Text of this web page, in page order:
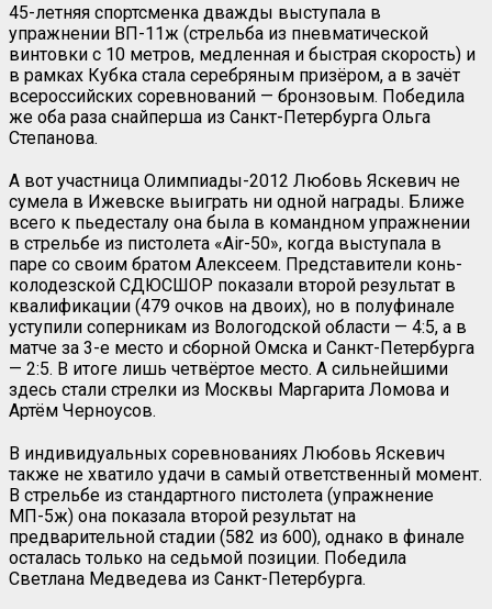
45-летняя спортсменка дважды выступала в
упражнении ВП-11ж (стрельба из пневматической
винтовки с 10 метров, медленная и быстрая скорость) и
в рамках Кубка стала серебряным призёром, а в зачёт
всероссийских соревнований — бронзовым. Победила
же оба раза снайперша из Санкт-Петербурга Ольга
Степанова.
А вот участница Олимпиады-2012 Любовь Яскевич не
сумела в Ижевске выиграть ни одной награды. Ближе
всего к пьедесталу она была в командном упражнении
в стрельбе из пистолета «Air-50», когда выступала в
паре со своим братом Алексеем. Представители конь-
колодезской СДЮСШОР показали второй результат в
квалификации (479 очков на двоих), но в полуфинале
уступили соперникам из Вологодской области — 4:5, а в
матче за 3-е место и сборной Омска и Санкт-Петербурга
— 2:5. В итоге лишь четвёртое место. А сильнейшими
здесь стали стрелки из Москвы Маргарита Ломова и
Артём Черноусов.
В индивидуальных соревнованиях Любовь Яскевич
также не хватило удачи в самый ответственный момент.
В стрельбе из стандартного пистолета (упражнение
МП-5ж) она показала второй результат на
предварительной стадии (582 из 600), однако в финале
осталась только на седьмой позиции. Победила
Светлана Медведева из Санкт-Петербурга.